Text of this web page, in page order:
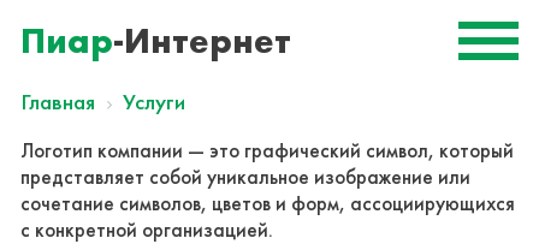
Пиар-Интернет
Главная Услуги
Логотип компании — это графический символ, который
представляет собой уникальное изображение или
сочетание символов, цветов и форм, ассоциирующихся
с конкретной организацией.